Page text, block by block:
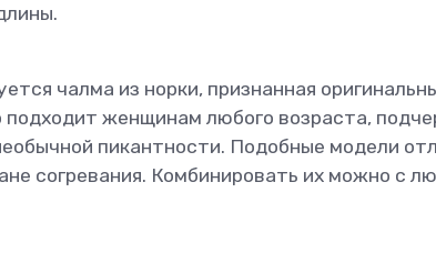
чалма из норки, признанная
женщинам любого возраста,
пикантности. Подобные модели
согревания. Комбинировать их можно с